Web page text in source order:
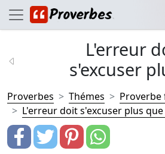
L'erreur
s'excuser
Proverbes Thémes
Proverbe
L'erreur doit s'excuser plus